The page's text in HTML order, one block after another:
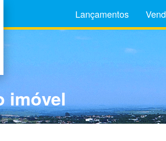
Lançamentos
imóvel